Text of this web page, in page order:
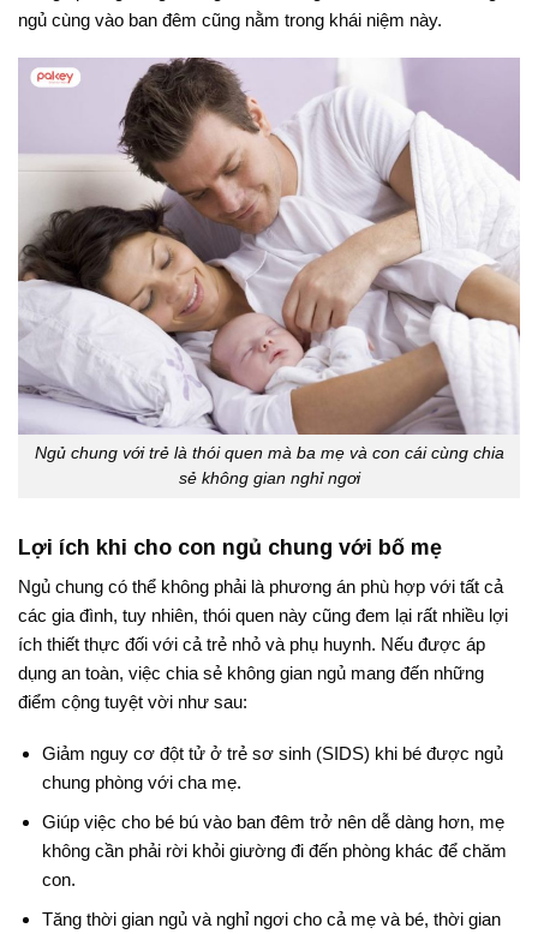
ngủ cùng vào ban đêm cũng nằm trong khái niệm này.
Ngủ chung với trẻ là thói quen mà ba mẹ và con cái cùng chia
sẻ không gian nghỉ ngơi
Lợi ích khi cho con ngủ chung với bố mẹ
Ngủ chung có thể không phải là phương án phù hợp với tất cả
các gia đình, tuy nhiên, thói quen này cũng đem lại rất nhiều lợi
ích thiết thực đối với cả trẻ nhỏ và phụ huynh. Nếu được áp
dụng an toàn, việc chia sẻ không gian ngủ mang đến những
điểm cộng tuyệt vời như sau:
Giảm nguy cơ đột tử ở trẻ sơ sinh (SIDS) khi bé được ngủ
chung phòng với cha mẹ.
Giúp việc cho bé bú vào ban đêm trở nên dễ dàng hơn, mẹ
không cần phải rời khỏi giường đi đến phòng khác để chăm
con.
Tăng thời gian ngủ và nghỉ ngơi cho cả mẹ và bé, thời gian